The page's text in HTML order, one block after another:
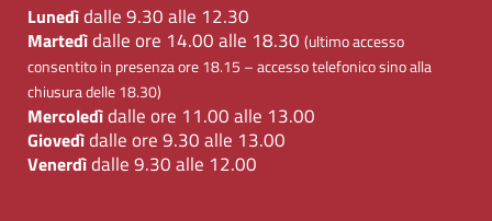
Lunedìdalle 9.30 alle 12.30
Martedìdalle ore 14.00 alle 18.30 (ultimo accesso
consentito in presenza ore 18.15 – accesso telefonico sino alla
chiusura delle 18.30)
Mercoledìdalle ore 11.00 alle 13.00
Giovedìdalle ore 9.30 alle 13.00
Venerdìdalle 9.30 alle 12.00